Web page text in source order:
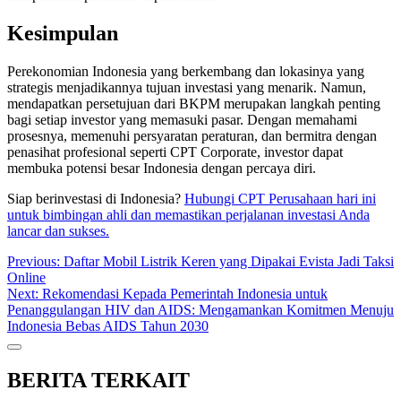
Kesimpulan
Perekonomian Indonesia yang berkembang dan lokasinya yang
strategis menjadikannya tujuan investasi yang menarik. Namun,
mendapatkan persetujuan dari BKPM merupakan langkah penting
bagi setiap investor yang memasuki pasar. Dengan memahami
prosesnya, memenuhi persyaratan peraturan, dan bermitra dengan
penasihat profesional seperti CPT Corporate, investor dapat
membuka potensi besar Indonesia dengan percaya diri.
Siap berinvestasi di Indonesia? Hubungi CPT Perusahaan hari ini
untuk bimbingan ahli dan memastikan perjalanan investasi Anda
lancar dan sukses.
Post
navigation
Previous: Daftar Mobil Listrik Keren yang Dipakai Evista Jadi Taksi
Online
Next: Rekomendasi Kepada Pemerintah Indonesia untuk
Penanggulangan HIV dan AIDS: Mengamankan Komitmen Menuju
Indonesia Bebas AIDS Tahun 2030
BERITA TERKAIT